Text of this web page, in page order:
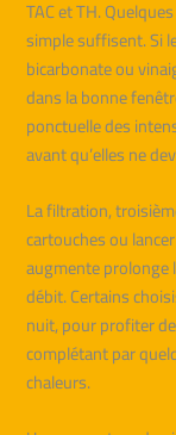
TAC et TH.
simple suffisent. Si
bicarbonate ou
dans la bonne
ponctuelle des
avant qu’elles ne
La filtration,
cartouches ou
augmente prolonge
débit. Certains
nuit, pour profiter
complétant par
chaleurs.